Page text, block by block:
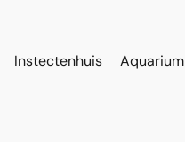
Instectenhuis Aquarium